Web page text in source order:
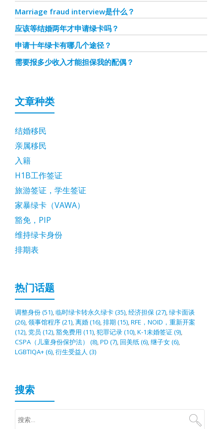
Marriage fraud interview是什么？
应该等结婚两年才申请绿卡吗？
申请十年绿卡有哪几个途径？
需要报多少收入才能担保我的配偶？
文章种类
结婚移民
亲属移民
入籍
H1B工作签证
旅游签证，学生签证
家暴绿卡（VAWA）
豁免，PIP
维持绿卡身份
排期表
热门话题
调整身份(51),临时绿卡转永久绿卡(35),经济担保(27),绿卡面谈
(26),领事馆程序(21),离婚(16),排期 (15),RFE，NOID，重新开案
(12), 党员 (12),豁免费用 (11),犯罪记录(10),K-1未婚签证(9),
CSPA（儿童身份保护法）
(8),PD (7), 回美纸(6),继子女(6),
LGBTIQA+(6),衍生受益人 (3)
搜索